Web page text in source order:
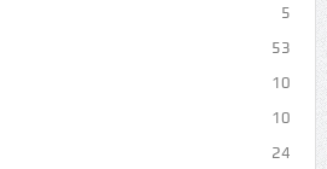
5
53
10
10
24